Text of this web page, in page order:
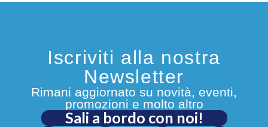
Iscriviti alla nostra
Newsletter
Rimani aggiornato su novità, eventi,
promozioni e molto altro
Sali a bordo con noi!